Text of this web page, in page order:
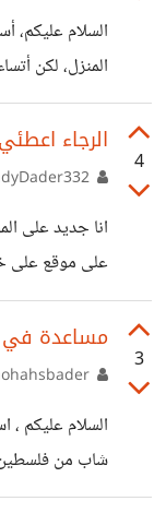
السلام عليكم،
جيد؟ هل
وأين يمكن أن
سواء كانت
النوع من العمل.
4
الرجاء
انا جديد على
على موقع على
3
مساعدة في
السلام عليكم ،
شاب من
فرص عمل عن